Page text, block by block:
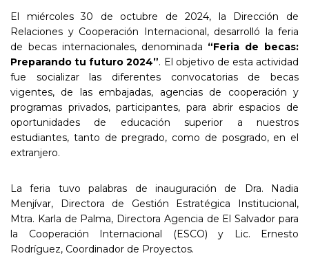
El miércoles 30 de octubre de 2024, la Dirección de
Relaciones y Cooperación Internacional, desarrolló la feria
de becas internacionales, denominada “Feria de becas:
Preparando tu futuro 2024”. El objetivo de esta actividad
fue socializar las diferentes convocatorias de becas
vigentes, de las embajadas, agencias de cooperación y
programas privados, participantes, para abrir espacios de
oportunidades de educación superior a nuestros
estudiantes, tanto de pregrado, como de posgrado, en el
extranjero.
La feria tuvo palabras de inauguración de Dra. Nadia
Menjívar, Directora de Gestión Estratégica Institucional,
Mtra. Karla de Palma, Directora Agencia de El Salvador para
la Cooperación Internacional (ESCO) y Lic. Ernesto
Rodríguez, Coordinador de Proyectos.